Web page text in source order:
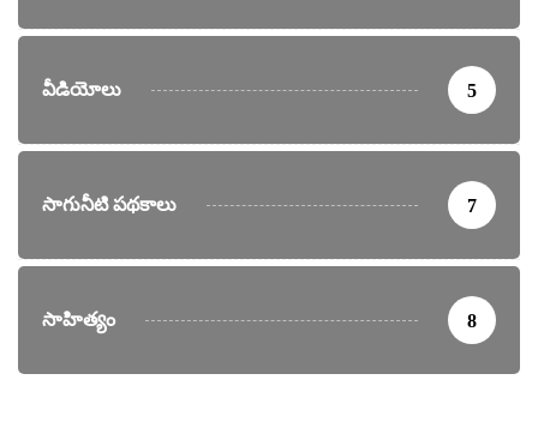
వీడియోలు 5
సాగునీటి పథకాలు 7
సాహిత్యం 8